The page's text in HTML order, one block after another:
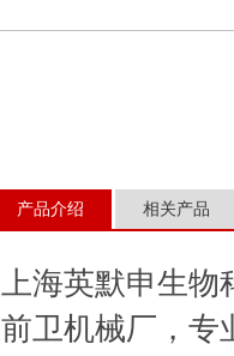
产品介绍 相关产品
上海英默申生物
前卫机械厂，专